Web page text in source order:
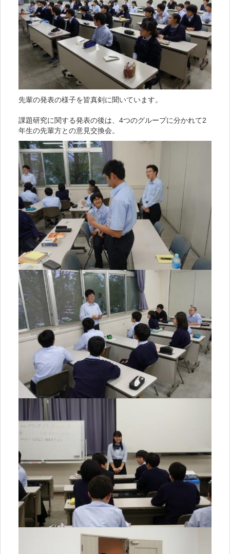
先輩の発表の様子を皆真剣に聞いています。
課題研究に関する発表の後は、4つのグループに分かれて2
年生の先輩方との意見交換会。